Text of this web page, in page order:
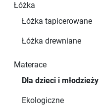
Łóżka
Łóżka tapicerowane
Łóżka drewniane
Materace
Dla dzieci i młodzieży
Ekologiczne